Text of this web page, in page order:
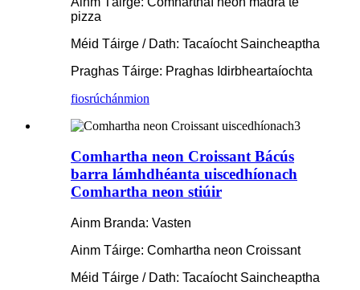
pizza
Méid Táirge / Dath: Tacaíocht Saincheaptha
Praghas Táirge: Praghas Idirbheartaíochta
fiosrúchánmion
Comhartha neon Croissant Bácús
barra lámhdhéanta uiscedhíonach
Comhartha neon stiúir
Ainm Branda: Vasten
Ainm Táirge: Comhartha neon Croissant
Méid Táirge / Dath: Tacaíocht Saincheaptha